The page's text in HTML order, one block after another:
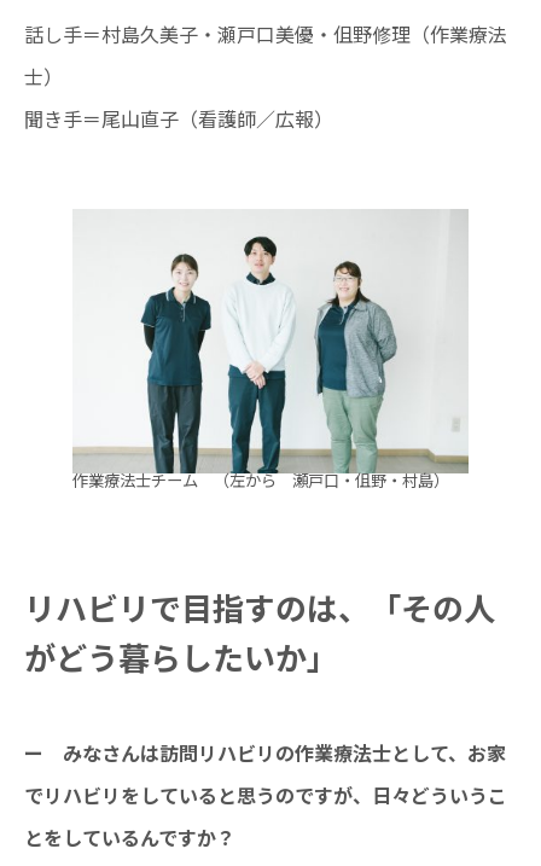
話し手＝村島久美子・瀬戸口美優・伹野修理（作業療法
士）
聞き手＝尾山直子（看護師／広報）
作業療法士チーム （左から 瀬戸口・伹野・村島）
リハビリで目指すのは、「その人
がどう暮らしたいか」
ー みなさんは訪問リハビリの作業療法士として、お家
でリハビリをしていると思うのですが、日々どういうこ
とをしているんですか？